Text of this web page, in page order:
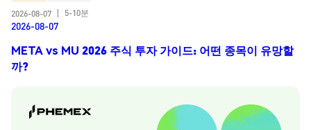
2026-08-07
5-10분
2026-08-07
META vs MU 2026 주식 투자 가이드: 어떤 종목이 유망할
까?